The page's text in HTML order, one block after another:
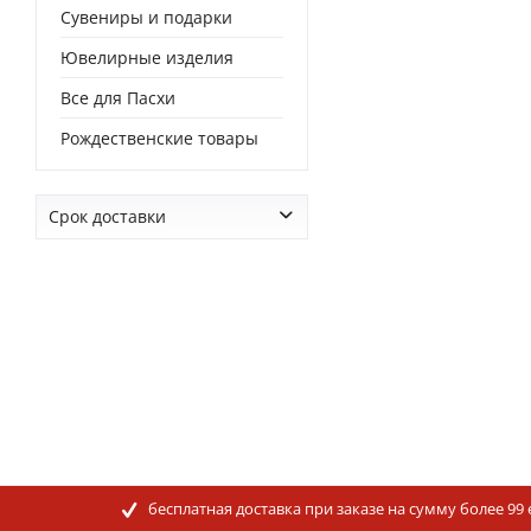
Сувениры и подарки
Ювелирные изделия
Все для Пасхи
Рождественские товары
Срок доставки
бесплатная доставка при заказе на сумму более 99